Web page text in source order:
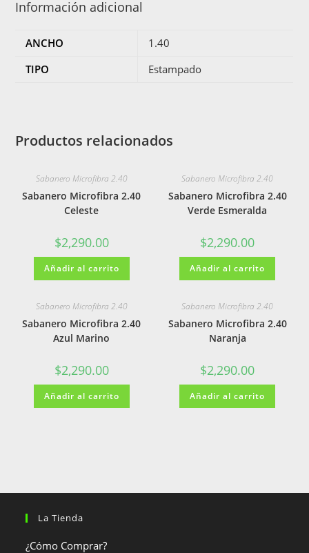
Información adicional
ANCHO
1.40
TIPO
Estampado
Productos relacionados
Sabanero Microfibra 2.40
Sabanero Microfibra 2.40
Celeste
$2,290.00
Añadir al carrito
Sabanero Microfibra 2.40
Sabanero Microfibra 2.40
Verde Esmeralda
$2,290.00
Añadir al carrito
Sabanero Microfibra 2.40
Sabanero Microfibra 2.40
Azul Marino
$2,290.00
Añadir al carrito
Sabanero Microfibra 2.40
Sabanero Microfibra 2.40
Naranja
$2,290.00
Añadir al carrito
La Tienda
¿Cómo Comprar?